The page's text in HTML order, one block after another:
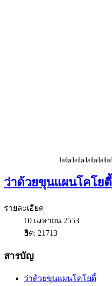
ว่าด้วยขุนแผนโคโยตี้
รายละเอียด
10 เมษายน 2553
ฮิต: 21713
สารบัญ
ว่าด้วยขุนแผนโคโยตี้